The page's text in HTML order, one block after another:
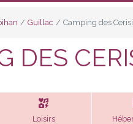
Guillac Camping des
DES
Loisirs